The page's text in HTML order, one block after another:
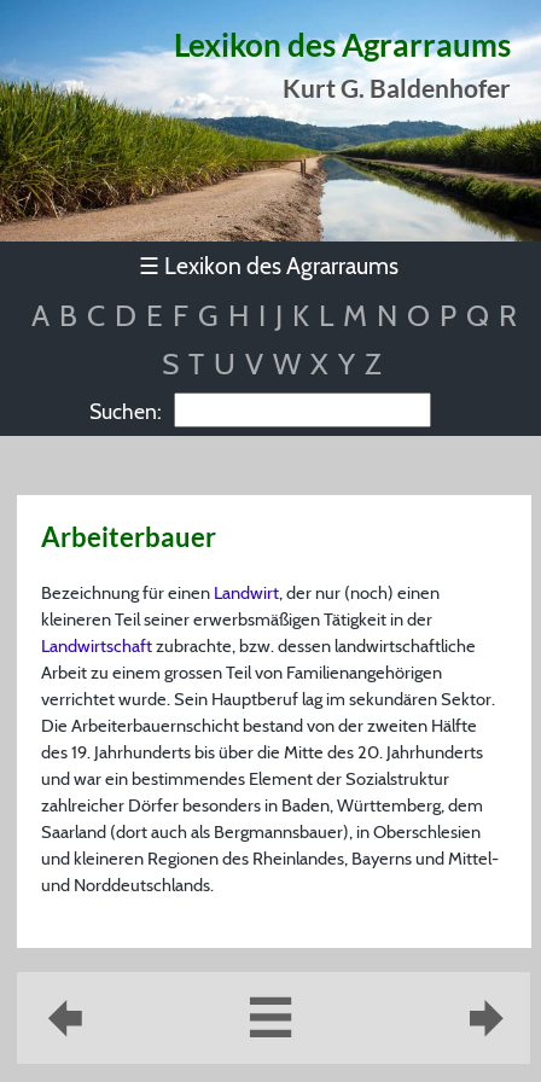
Lexikon des Agrarraums
Kurt G. Baldenhofer
☰ Lexikon des Agrarraums
A B C D E F G H I J K L M N O P Q R
S T U V W X Y Z
Suchen:
Arbeiterbauer
Bezeichnung für einen Landwirt, der nur (noch) einen
kleineren Teil seiner erwerbsmäßigen Tätigkeit in der
Landwirtschaftzubrachte, bzw. dessen landwirtschaftliche
Arbeit zu einem grossen Teil von Familienangehörigen
verrichtet wurde. Sein Hauptberuf lag im sekundären Sektor.
Die Arbeiterbauernschicht bestand von der zweiten Hälfte
des 19. Jahrhunderts bis über die Mitte des 20. Jahrhunderts
und war ein bestimmendes Element der Sozialstruktur
zahlreicher Dörfer besonders in Baden, Württemberg, dem
Saarland (dort auch als Bergmannsbauer), in Oberschlesien
und kleineren Regionen des Rheinlandes, Bayerns und Mittel-
und Norddeutschlands.